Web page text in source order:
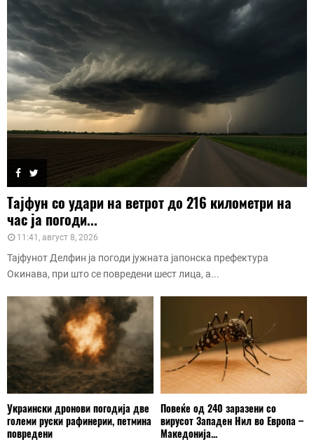
Тајфун со удари на ветрот до 216 километри на
час ја погоди...
11:41, август 8, 2026
Тајфунот Делфин ја погоди јужната јапонска префектура
Окинава, при што се повредени шест лица, а...
Украински дронови погодија две
големи руски рафинерии, петмина
повредени
Повеќе од 240 заразени со
вирусот Западен Нил во Европа –
Македонија...